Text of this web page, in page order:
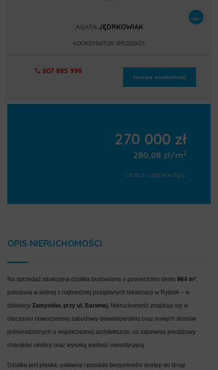
17
OFERT
AGATA JĘDRKOWIAK
KOORDYNATOR SPRZEDAŻY
607 885 998
zostaw wiadomość
270 000 zł
280,08 zł/m2
Oblicz ratę kredytu
OPIS NIERUCHOMOŚCI
Na sprzedaż atrakcyjna działka budowlana o powierzchni około 964 m²,
położona w jednej z najbardziej pożądanych lokalizacji w Rybnik – w
dzielnicy Zamysłów, przy ul. Barwnej. Nieruchomość znajduje się w
otoczeniu nowoczesnej zabudowy deweloperskiej oraz nowych domów
jednorodzinnych o współczesnej architekturze, co zapewnia prestiżowy
charakter okolicy oraz wysoką wartość inwestycyjną.
Działka jest płaska, ustawna i posiada bezpośredni dostęp do drogi